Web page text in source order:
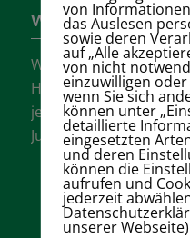
Wer sind wir?
Wir sind einer der
Hannovers mit vielen
jeder Altersklasse für
Jugendliche.
von
das Auslesen
sowie deren
auf „Alle
von nicht
einzuwilligen oder
wenn Sie sich
können unter
detaillierte
eingesetzten
und deren
können die
aufrufen und
jederzeit
unserer